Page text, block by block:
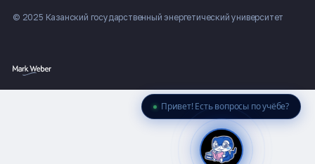
Привет! Есть вопросы по учёбе?
© 2025 Казанский государственный энергетический университет